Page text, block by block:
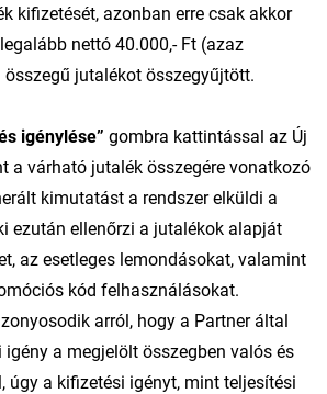
kifizetését, azonban erre csak akkor
nettó 40.000,- Ft (azaz
összegű jutalékot összegyűjtött.
igénylése” gombra kattintással az Új
a várható jutalék összegére vonatkozó
kimutatást a rendszer elküldi a
ezután ellenőrzi a jutalékok alapját
az esetleges lemondásokat, valamint
kód felhasználásokat.
arról, hogy a Partner által
a megjelölt összegben valós és
úgy a kifizetési igényt, mint teljesítési